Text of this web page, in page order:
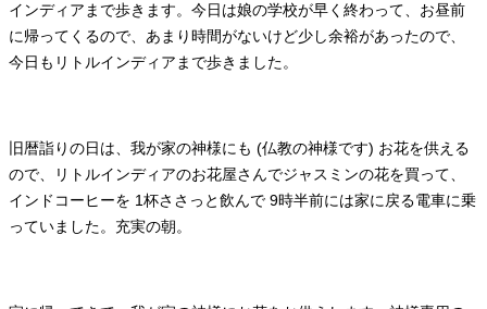
インディアまで歩きます。今日は娘の学校が早く終わって、お昼前
に帰ってくるので、あまり時間がないけど少し余裕があったので、
今日もリトルインディアまで歩きました。
旧暦詣りの日は、我が家の神様にも (仏教の神様です) お花を供える
ので、リトルインディアのお花屋さんでジャスミンの花を買って、
インドコーヒーを 1杯ささっと飲んで 9時半前には家に戻る電車に乗
っていました。充実の朝。